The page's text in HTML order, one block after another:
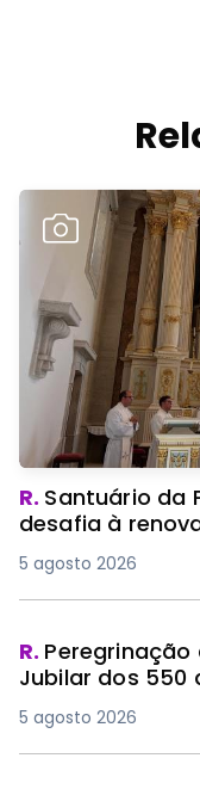
R. Santuário da
desafia à
5 agosto 2026
R. Peregrinação
Jubilar dos 550
5 agosto 2026